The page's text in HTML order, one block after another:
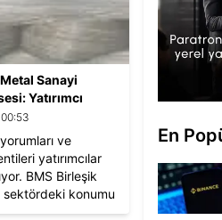
Sanayi
Yatırımcı
ve
yatırımcılar
BMS Birleşik
sektördeki konumu
dikkat
En